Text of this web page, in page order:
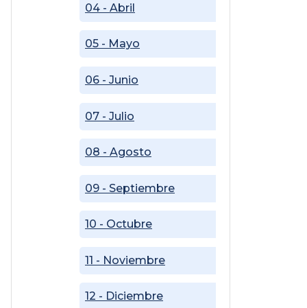
04 - Abril
05 - Mayo
06 - Junio
07 - Julio
08 - Agosto
09 - Septiembre
10 - Octubre
11 - Noviembre
12 - Diciembre